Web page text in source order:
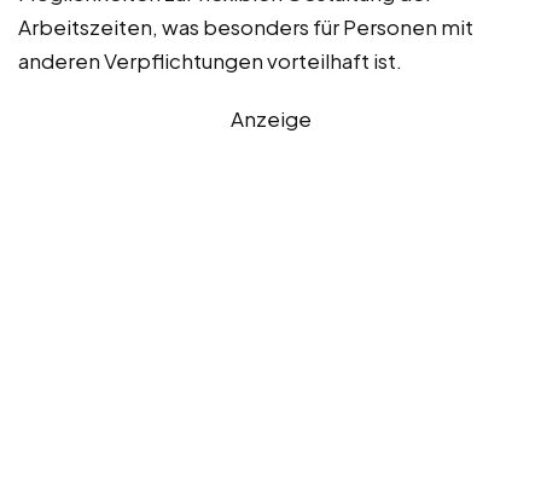
Arbeitszeiten, was besonders für Personen mit
anderen Verpflichtungen vorteilhaft ist.
Anzeige